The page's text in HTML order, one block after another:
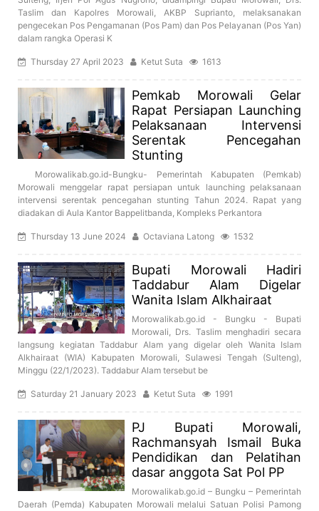
Taslim dan Kapolres Morowali, AKBP Suprianto, melaksanakan
pengecekan Pos Pengamanan (Pos Pam) dan Pos Pelayanan (Pos Yan)
dalam rangka Operasi K
Thursday 27 April 2023 Ketut Suta 1613
Pemkab Morowali Gelar
Rapat Persiapan Launching
Pelaksanaan Intervensi
Serentak Pencegahan
Stunting
Morowalikab.go.id-Bungku- Pemerintah Kabupaten (Pemkab)
Morowali menggelar rapat persiapan untuk launching pelaksanaan
intervensi serentak pencegahan stunting Tahun 2024. Rapat yang
diadakan di Aula Kantor Bappelitbanda, Kompleks Perkantora
Thursday 13 June 2024 Octaviana Latong 1532
Bupati Morowali Hadiri
Taddabur Alam Digelar
Wanita Islam Alkhairaat
Morowalikab.go.id - Bungku - Bupati
Morowali, Drs. Taslim menghadiri secara
langsung kegiatan Taddabur Alam yang digelar oleh Wanita Islam
Alkhairaat (WIA) Kabupaten Morowali, Sulawesi Tengah (Sulteng),
Minggu (22/1/2023). Taddabur Alam tersebut be
Saturday 21 January 2023 Ketut Suta 1991
PJ Bupati Morowali,
Rachmansyah Ismail Buka
Pendidikan dan Pelatihan
dasar anggota Sat Pol PP
Morowalikab.go.id – Bungku – Pemerintah
Daerah (Pemda) Kabupaten Morowali melalui Satuan Polisi Pamong